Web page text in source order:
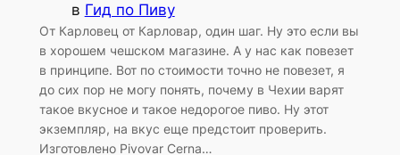
в Гид по Пиву
От Карловец от Карловар, один шаг. Ну это если вы
в хорошем чешском магазине. А у нас как повезет
в принципе. Вот по стоимости точно не повезет, я
до сих пор не могу понять, почему в Чехии варят
такое вкусное и такое недорогое пиво. Ну этот
экземпляр, на вкус еще предстоит проверить.
Изготовлено Pivovar Cerna…